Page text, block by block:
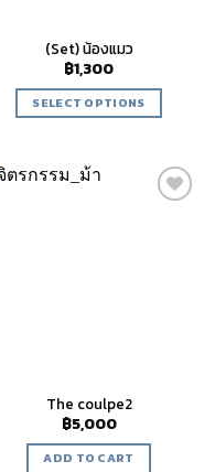
(Set) น้องแมว
฿1,300
SELECT OPTIONS
The coulpe2
฿5,000
ADD TO CART